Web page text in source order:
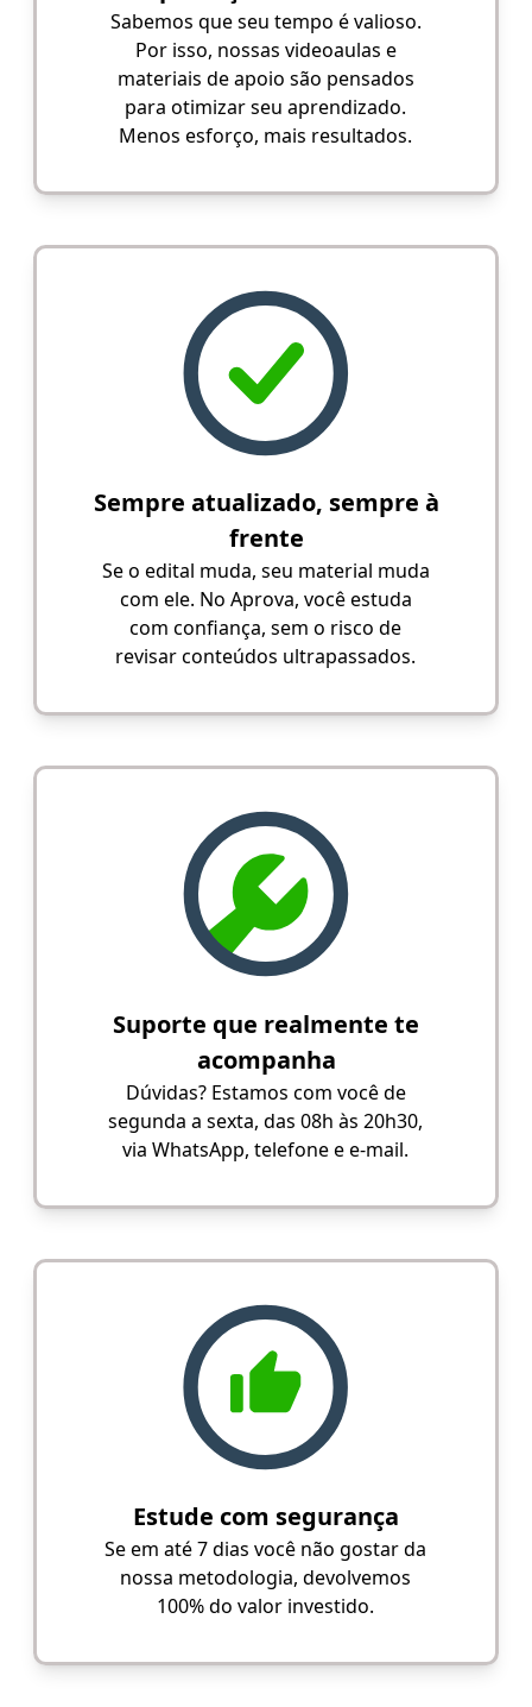
Sabemos que seu tempo é valioso.
Por isso, nossas videoaulas e
materiais de apoio são pensados
para otimizar seu aprendizado.
Menos esforço, mais resultados.
Sempre atualizado, sempre à
frente
Se o edital muda, seu material muda
com ele. No Aprova, você estuda
com confiança, sem o risco de
revisar conteúdos ultrapassados.
Suporte que realmente te
acompanha
Dúvidas? Estamos com você de
segunda a sexta, das 08h às 20h30,
via WhatsApp, telefone e e-mail.
Estude com segurança
Se em até 7 dias você não gostar da
nossa metodologia, devolvemos
100% do valor investido.